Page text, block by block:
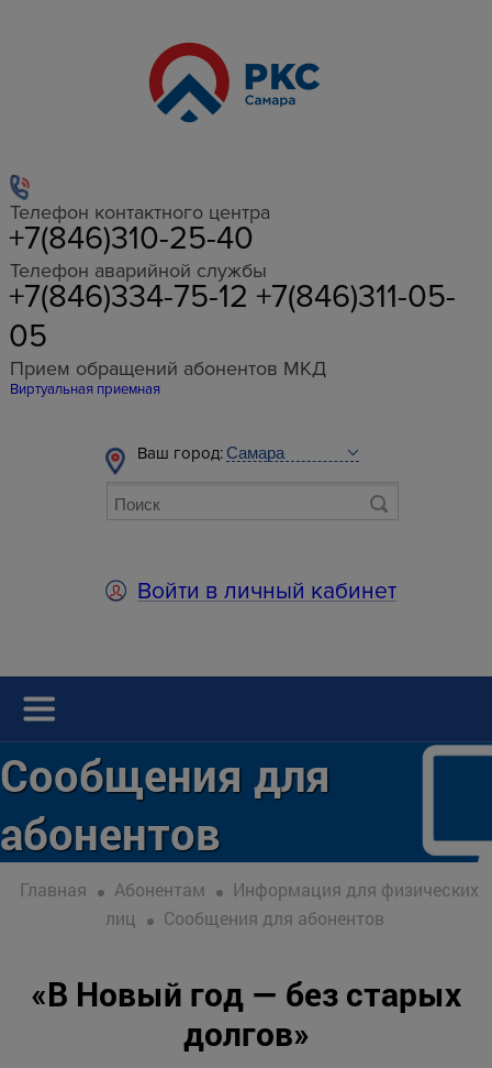
Телефон контактного центра
+7(846)310-25-40
Телефон аварийной службы
+7(846)334-75-12 +7(846)311-05-
05
Прием обращений абонентов МКД
Виртуальная приемная
Ваш город:
Войти в личный кабинет
Сообщения для
абонентов
Главная Абонентам
Информация для физических
лиц
Сообщения для абонентов
«В Новый год — без старых
долгов»